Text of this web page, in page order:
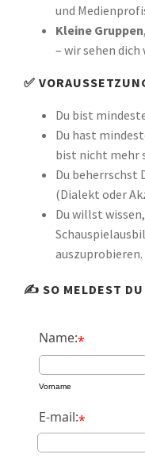
und
Kleine Gruppen
– wir sehen dich
✅
Du bist
Du hast
bist nicht mehr
Du beherrschst
(Dialekt oder
Du willst
auszuprobieren.
✍️ SO MELDEST DU
Name:*
Vorname
E-mail:*